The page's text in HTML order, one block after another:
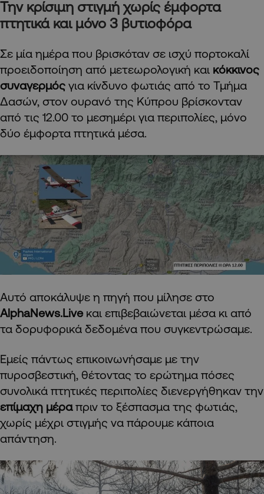
Την κρίσιμη στιγμή χωρίς έμφορτα
πτητικά και μόνο 3 βυτιοφόρα
Σε μία ημέρα που βρισκόταν σε ισχύ πορτοκαλί
προειδοποίηση από μετεωρολογική και κόκκινος
συναγερμός για κίνδυνο φωτιάς από το Τμήμα
Δασών, στον ουρανό της Κύπρου βρίσκονταν
από τις 12.00 το μεσημέρι για περιπολίες, μόνο
δύο έμφορτα πτητικά μέσα.
Αυτό αποκάλυψε η πηγή που μίλησε στο
AlphaNews.Liveκαι επιβεβαιώνεται μέσα κι από
τα δορυφορικά δεδομένα που συγκεντρώσαμε.
Εμείς πάντως επικοινωνήσαμε με την
πυροσβεστική, θέτοντας το ερώτημα πόσες
συνολικά πτητικές περιπολίες διενεργήθηκαν την
επίμαχη μέραπριν το ξέσπασμα της φωτιάς,
χωρίς μέχρι στιγμής να πάρουμε κάποια
απάντηση.